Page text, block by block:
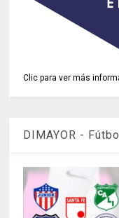
Clic para ver más
DIMAYOR -